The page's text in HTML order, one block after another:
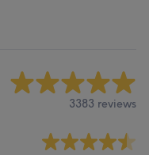
3383 reviews